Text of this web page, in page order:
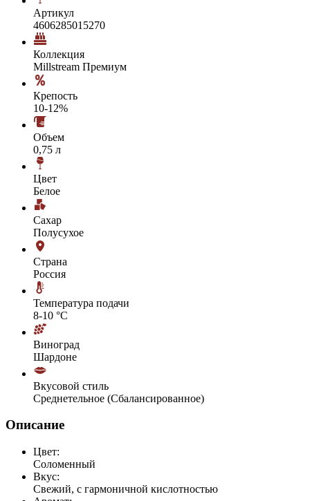
Артикул
4606285015270
Коллекция
Millstream Премиум
Крепость
10-12%
Объем
0,75 л
Цвет
Белое
Сахар
Полусухое
Страна
Россия
Температура подачи
8-10 °С
Виноград
Шардоне
Вкусовой стиль
Среднетельное (Сбалансированное)
Описание
Цвет:
Соломенный
Вкус:
Свежий, с гармоничной кислотностью